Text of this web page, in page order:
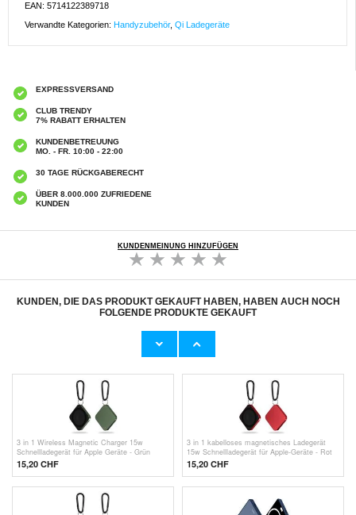
EAN: 5714122389718
Verwandte Kategorien: Handyzubehör, Qi Ladegeräte
EXPRESSVERSAND
CLUB TRENDY
7% RABATT ERHALTEN
KUNDENBETREUUNG
MO. - FR. 10:00 - 22:00
30 TAGE RÜCKGABERECHT
ÜBER 8.000.000 ZUFRIEDENE
KUNDEN
KUNDENMEINUNG HINZUFÜGEN
KUNDEN, DIE DAS PRODUKT GEKAUFT HABEN, HABEN AUCH NOCH
FOLGENDE PRODUKTE GEKAUFT
3 in 1 Wireless Magnetic Charger 15w
3 in 1 Wireless Magnetic Charger 15w
3 in 1 Wireless Magnetic Charger 15w
Schnellladegerät für Apple Geräte - Grün
15,20 CHF
3 in 1 kabelloses magnetisches Ladegerät
15w Schnellladegerät für Apple-Geräte - Rot
15,20 CHF